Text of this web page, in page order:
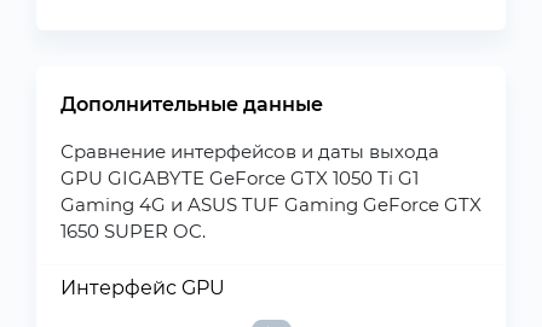
Дополнительные данные
Сравнение интерфейсов и даты выхода
GPU GIGABYTE GeForce GTX 1050 Ti G1
Gaming 4G и ASUS TUF Gaming GeForce GTX
1650 SUPER OC.
Интерфейс GPU